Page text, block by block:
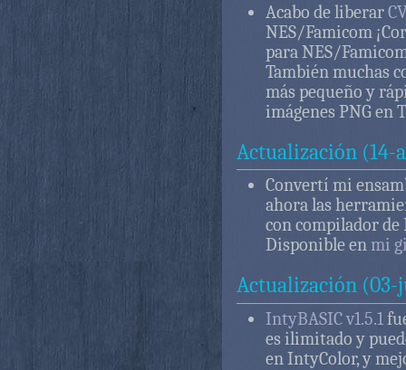
Acabo de liberar
NES/Famicom
para NES/
También muchas
más pequeño y
imágenes PNG en
Actualización (14-
Convertí mi
ahora las
con compilador de
Disponible enmi
Actualización (03-
IntyBASIC v1.5.1
es ilimitado y
en IntyColor, y